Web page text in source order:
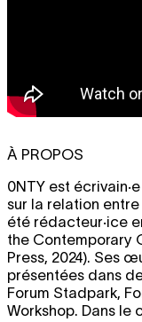
À PROPOS
0NTY est
sur la relation
été rédacteur·ice
the Contemporary
Press, 2024). Ses
présentées dans
Forum Stadpark,
Workshop. Dans le